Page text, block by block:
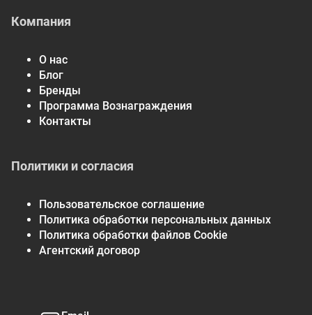
Компания
О нас
Блог
Бренды
Программа Вознаграждения
Контакты
Политики и согласия
Пользовательское соглашение
Политика обработки персональных данных
Политика обработки файлов Cookie
Агентский договор